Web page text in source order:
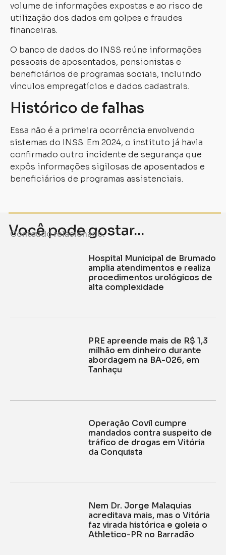
volume de informações expostas e ao risco de
utilização dos dados em golpes e fraudes
financeiras.
O banco de dados do INSS reúne informações
pessoais de aposentados, pensionistas e
beneficiários de programas sociais, incluindo
vínculos empregatícios e dados cadastrais.
Histórico de falhas
Essa não é a primeira ocorrência envolvendo
sistemas do INSS. Em 2024, o instituto já havia
confirmado outro incidente de segurança que
expôs informações sigilosas de aposentados e
beneficiários de programas assistenciais.
Você pode gostar...
Conteúdo relacionado.
Hospital Municipal de Brumado
amplia atendimentos e realiza
procedimentos urológicos de
alta complexidade
PRE apreende mais de R$ 1,3
milhão em dinheiro durante
abordagem na BA-026, em
Tanhaçu
Operação Covil cumpre
mandados contra suspeito de
tráfico de drogas em Vitória
da Conquista
Nem Dr. Jorge Malaquias
acreditava mais, mas o Vitória
faz virada histórica e goleia o
Athletico-PR no Barradão